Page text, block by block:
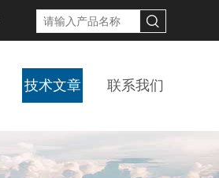
技术文章 联系我们